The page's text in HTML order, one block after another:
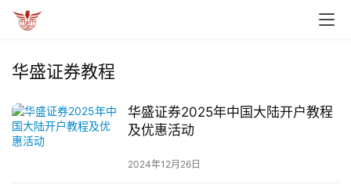
华盛证券教程
华盛证券2025年中国大陆开户教程
及优惠活动
2024年12月26日